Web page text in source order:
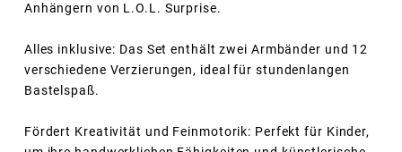
Anhängern von L.O.L. Surprise.
Alles inklusive: Das Set enthält zwei Armbänder und 12
verschiedene Verzierungen, ideal für stundenlangen
Bastelspaß.
Fördert Kreativität und Feinmotorik: Perfekt für Kinder,